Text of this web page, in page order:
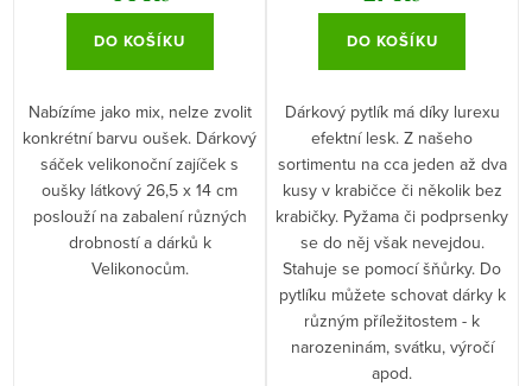
DO KOŠÍKU
Nabízíme jako mix, nelze zvolit
konkrétní barvu oušek. Dárkový
sáček velikonoční zajíček s
oušky látkový 26,5 x 14 cm
poslouží na zabalení různých
drobností a dárků k
Velikonocům.
DO KOŠÍKU
Dárkový pytlík má díky lurexu
efektní lesk. Z našeho
sortimentu na cca jeden až dva
kusy v krabičce či několik bez
krabičky. Pyžama či podprsenky
se do něj však nevejdou.
Stahuje se pomocí šňůrky. Do
pytlíku můžete schovat dárky k
různým příležitostem - k
narozeninám, svátku, výročí
apod.